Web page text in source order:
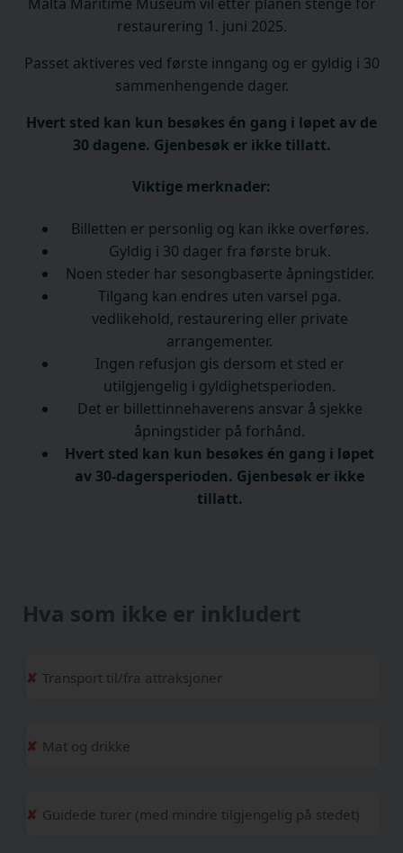
restaurering 1. juni 2025.
Passet aktiveres ved første inngang og er gyldig i 30
sammenhengende dager.
Hvert sted kan kun besøkes én gang i løpet av de
30 dagene. Gjenbesøk er ikke tillatt.
Viktige merknader:
Billetten er personlig og kan ikke overføres.
Gyldig i 30 dager fra første bruk.
Noen steder har sesongbaserte åpningstider.
Tilgang kan endres uten varsel pga.
vedlikehold, restaurering eller private
arrangementer.
Ingen refusjon gis dersom et sted er
utilgjengelig i gyldighetsperioden.
Det er billettinnehaverens ansvar å sjekke
åpningstider på forhånd.
Hvert sted kan kun besøkes én gang i løpet
av 30-dagersperioden. Gjenbesøk er ikke
tillatt.
Hva som ikke er inkludert
Transport til/fra attraksjoner
Mat og drikke
Guidede turer (med mindre tilgjengelig på stedet)